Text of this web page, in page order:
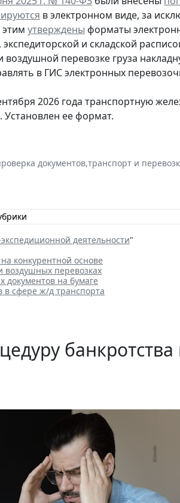
в электронном виде, за
утверждены форматы
и складской
воздушной перевозке груза
в ГИС электронных
2026 года транспортную
ее формат.
документов,транспорт и
деятельности"
конкурентной основе
воздушных перевозках
документов на бумаге
в сфере ж/д транспорта